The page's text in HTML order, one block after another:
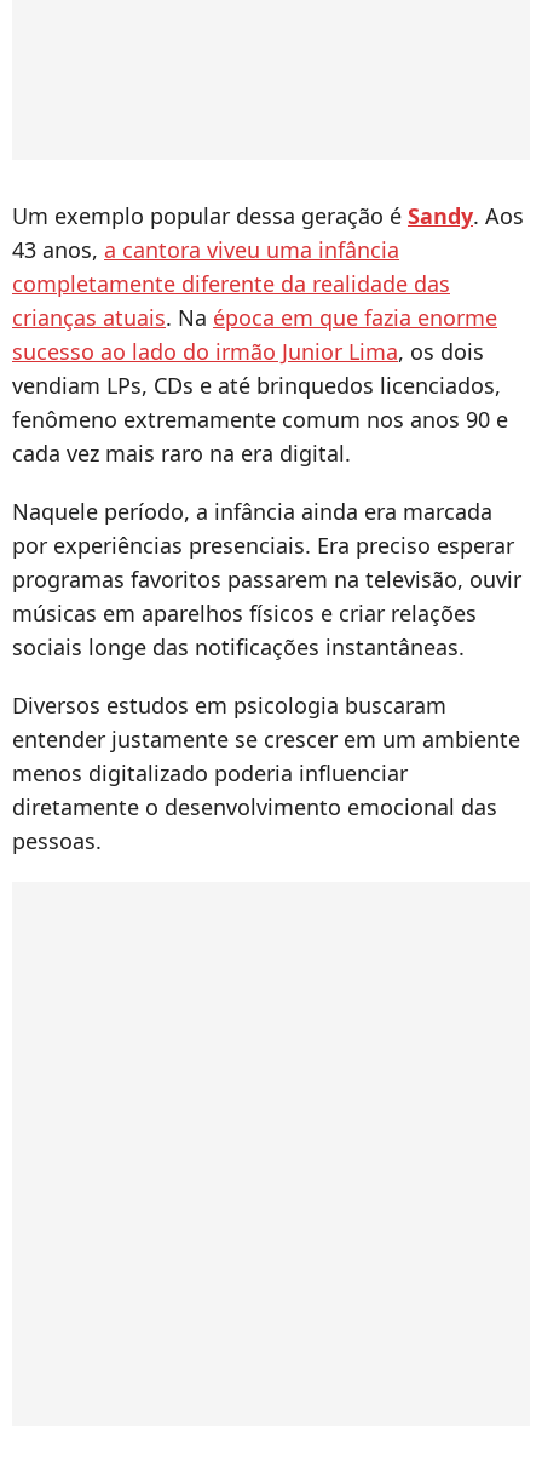
Um exemplo popular dessa geração é Sandy. Aos
43 anos, a cantora viveu uma infância
completamente diferente da realidade das
crianças atuais. Na época em que fazia enorme
sucesso ao lado do irmão Junior Lima, os dois
vendiam LPs, CDs e até brinquedos licenciados,
fenômeno extremamente comum nos anos 90 e
cada vez mais raro na era digital.
Naquele período, a infância ainda era marcada
por experiências presenciais. Era preciso esperar
programas favoritos passarem na televisão, ouvir
músicas em aparelhos físicos e criar relações
sociais longe das notificações instantâneas.
Diversos estudos em psicologia buscaram
entender justamente se crescer em um ambiente
menos digitalizado poderia influenciar
diretamente o desenvolvimento emocional das
pessoas.